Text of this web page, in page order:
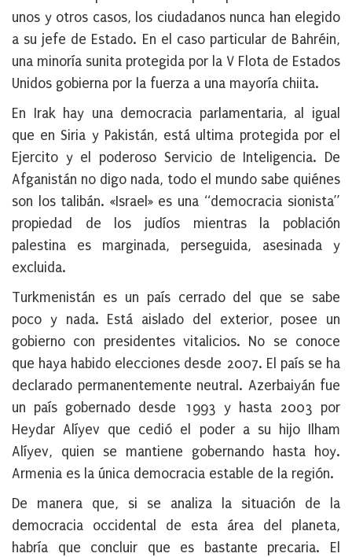
unos y otros casos, los ciudadanos nunca han elegido
a su jefe de Estado. En el caso particular de Bahréin,
una minoría sunita protegida por la V Flota de Estados
Unidos gobierna por la fuerza a una mayoría chiita.
En Irak hay una democracia parlamentaria, al igual
que en Siria y Pakistán, está ultima protegida por el
Ejercito y el poderoso Servicio de Inteligencia. De
Afganistán no digo nada, todo el mundo sabe quiénes
son los talibán. «Israel» es una “democracia sionista”
propiedad de los judíos mientras la población
palestina es marginada, perseguida, asesinada y
excluida.
Turkmenistán es un país cerrado del que se sabe
poco y nada. Está aislado del exterior, posee un
gobierno con presidentes vitalicios. No se conoce
que haya habido elecciones desde 2007. El país se ha
declarado permanentemente neutral. Azerbaiyán fue
un país gobernado desde 1993 y hasta 2003 por
Heydar Alíyev que cedió el poder a su hijo Ilham
Alíyev, quien se mantiene gobernando hasta hoy.
Armenia es la única democracia estable de la región.
De manera que, si se analiza la situación de la
democracia occidental de esta área del planeta,
habría que concluir que es bastante precaria. El